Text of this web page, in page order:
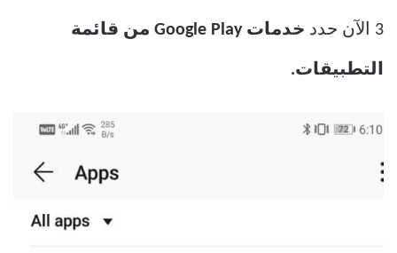
3 الآن حدد خدمات Google Play من قائمة
التطبيقات.